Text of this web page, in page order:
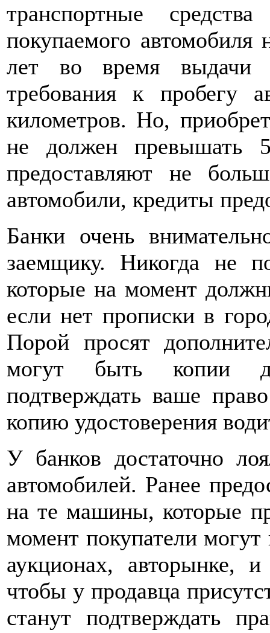
транспортные
покупаемого
лет во время выдачи
требования к пробегу
километров. Но,
не должен превышать
предоставляют не
автомобили, кредиты
Банки очень
заемщику. Никогда не
которые на момент
если нет прописки в
Порой просят
могут быть копии
подтверждать ваше
копию удостоверения
У банков достаточно
автомобилей. Ранее
на те машины, которые
момент покупатели могут
аукционах, авторынке,
чтобы у продавца
станут подтверждать